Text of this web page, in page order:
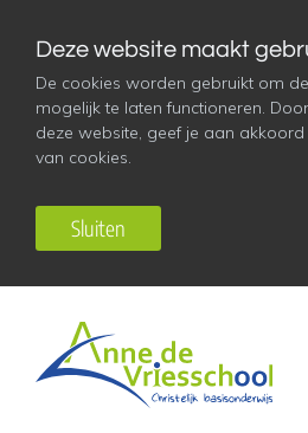
Deze website maakt
De cookies worden gebruikt om
mogelijk te laten functioneren.
deze website, geef je aan
van cookies.
Sluiten